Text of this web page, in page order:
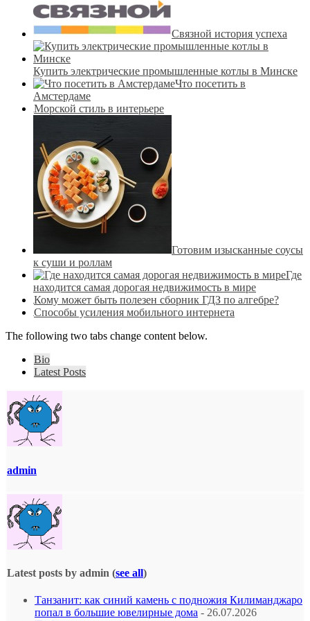
Связной история успеха
Купить электрические промышленные котлы в Минске
Что посетить в
Амстердаме
Морской стиль в интерьере
Готовим изысканные соусы
к суши и роллам
Где
находится самая дорогая недвижимость в мире
Кому может быть полезен сборник ГДЗ по алгебре?
Способы усиления мобильного интернета
The following two tabs change content below.
Bio
Latest Posts
admin
Latest posts by admin (see all)
Танзанит: как синий камень с подножия Килиманджаро
попал в большие ювелирные дома - 26.07.2026